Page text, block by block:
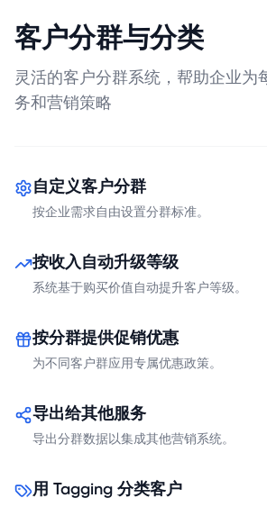
客户分群与分类
灵活的客户分群系统，帮助企业为
务和营销策略
自定义客户分群
按企业需求自由设置分群标准。
按收入自动升级等级
系统基于购买价值自动提升客户等级。
按分群提供促销优惠
为不同客户群应用专属优惠政策。
导出给其他服务
导出分群数据以集成其他营销系统。
用 Tagging 分类客户